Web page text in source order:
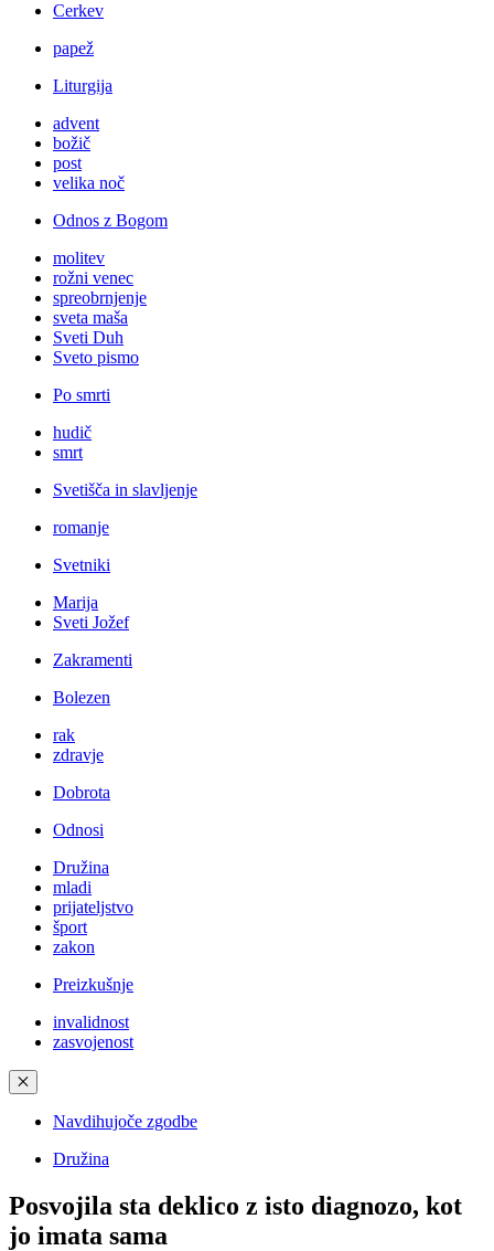
Cerkev
papež
Liturgija
advent
božič
post
velika noč
Odnos z Bogom
molitev
rožni venec
spreobrnjenje
sveta maša
Sveti Duh
Sveto pismo
Po smrti
hudič
smrt
Svetišča in slavljenje
romanje
Svetniki
Marija
Sveti Jožef
Zakramenti
Bolezen
rak
zdravje
Dobrota
Odnosi
Družina
mladi
prijateljstvo
šport
zakon
Preizkušnje
invalidnost
zasvojenost
✕
Navdihujoče zgodbe
Družina
Posvojila sta deklico z isto diagnozo, kot
jo imata sama